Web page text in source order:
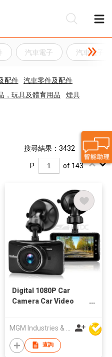
汽車電子 汽車電子
配件
汽車零件及配件
，玩具及體育用品
煙具
搜尋結果：3432
P. of 143
Digital 1080P Car
Camera Car Video
查詢